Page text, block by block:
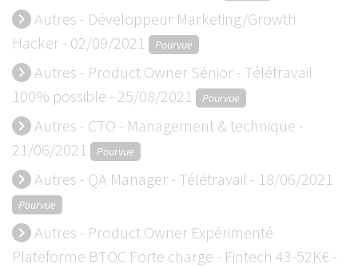
keyboard_arrow_rightAutres - Développeur Marketing/Growth
Hacker - 02/09/2021
Pourvue
keyboard_arrow_rightAutres - Product Owner Sénior - Télétravail
100% possible - 25/08/2021
Pourvue
keyboard_arrow_rightAutres - CTO - Management & technique -
21/06/2021
Pourvue
keyboard_arrow_rightAutres - QA Manager - Télétravail - 18/06/2021
Pourvue
keyboard_arrow_rightAutres - Product Owner Expérimenté
Plateforme BTOC Forte charge - Fintech 43-52K€ -